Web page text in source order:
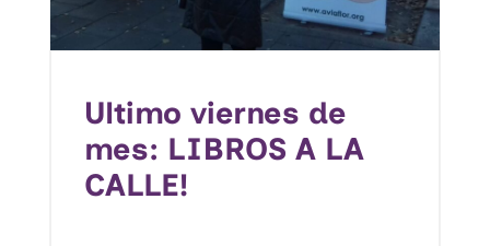
Ultimo viernes de
mes: LIBROS A LA
CALLE!